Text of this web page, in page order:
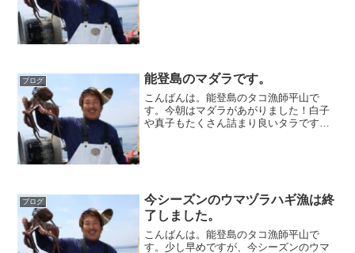
ブログ 能登島のマダラです。
こんばんは。能登島のタコ漁師平山で
す。今朝はマダラがあがりました！白子
や真子もたくさん詰まり良いタラです。
ブログ
今シーズンのウマヅラハギ漁は終
了しました。
こんばんは。能登島のタコ漁師平山で
す。少し早めですが、今シーズンのウマ